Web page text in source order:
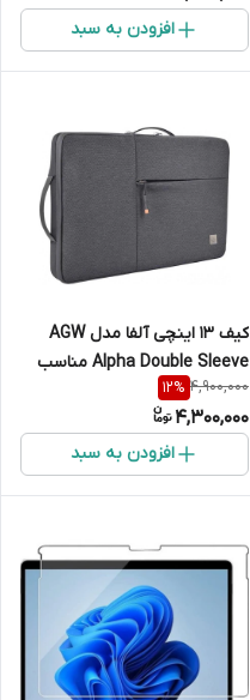
افزودن به سبد
کیف 13 اینچی آلفا مدل AGW
Alpha Double Sleeve مناسب
برای سرفیس
4,900,000
12%
4,300,000
افزودن به سبد